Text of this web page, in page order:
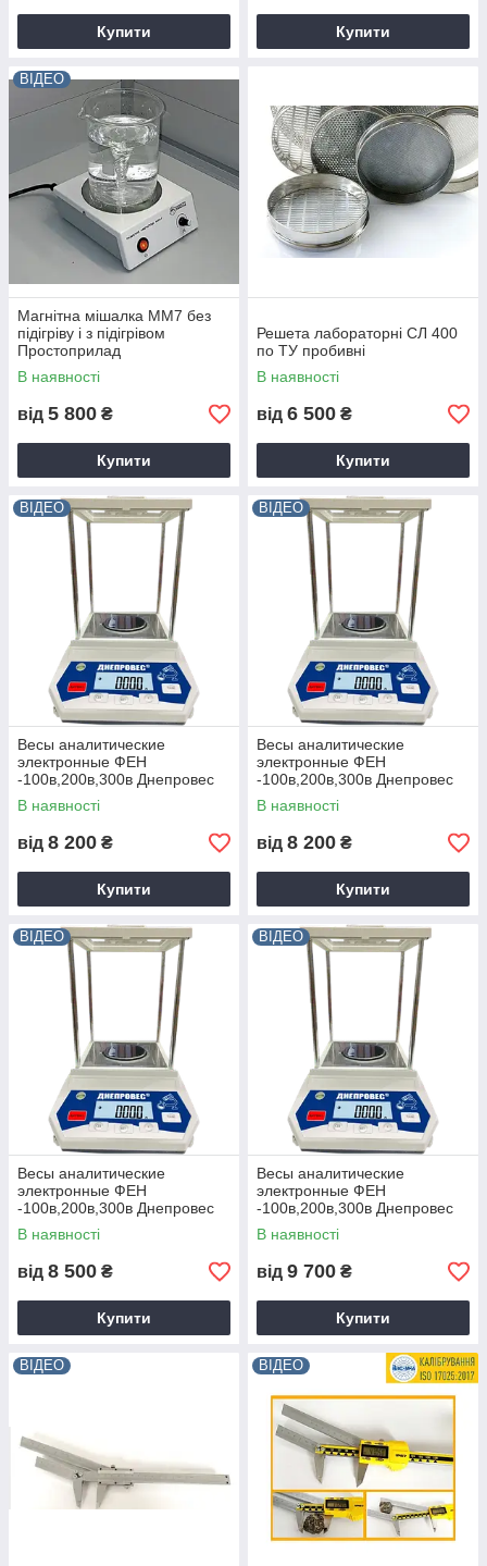
Купити Купити
ВІДЕО
Магнітна мішалка ММ7 без
підігріву і з підігрівом
Простоприлад
В наявності
від 5 800 ₴
Купити
Решета лабораторні СЛ 400
по ТУ пробивні
В наявності
від 6 500 ₴
Купити
ВІДЕО
Весы аналитические
электронные ФЕН
-100в,200в,300в Днепровес
В наявності
від 8 200 ₴
Купити
ВІДЕО
Весы аналитические
электронные ФЕН
-100в,200в,300в Днепровес
100 В
В наявності
від 8 200 ₴
Купити
ВІДЕО
Весы аналитические
электронные ФЕН
-100в,200в,300в Днепровес
200в
В наявності
від 8 500 ₴
Купити
ВІДЕО
Весы аналитические
электронные ФЕН
-100в,200в,300в Днепровес
300в
В наявності
від 9 700 ₴
Купити
ВІДЕО ВІДЕО